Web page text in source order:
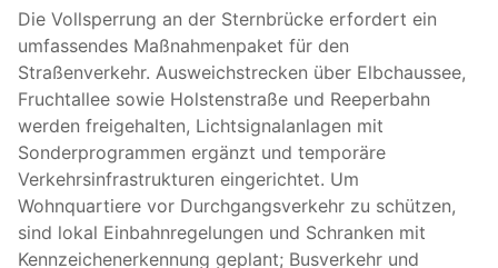
Die Vollsperrung an der Sternbrücke erfordert ein
umfassendes Maßnahmenpaket für den
Straßenverkehr. Ausweichstrecken über Elbchaussee,
Fruchtallee sowie Holstenstraße und Reeperbahn
werden freigehalten, Lichtsignalanlagen mit
Sonderprogrammen ergänzt und temporäre
Verkehrsinfrastrukturen eingerichtet. Um
Wohnquartiere vor Durchgangsverkehr zu schützen,
sind lokal Einbahnregelungen und Schranken mit
Kennzeichenerkennung geplant; Busverkehr und